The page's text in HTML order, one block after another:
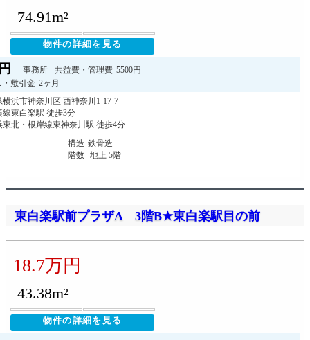
74.91m²
物件の詳細を見る
事務所 共益費・管理費 5500円
・敷引金 2ヶ月
横浜市神奈川区 西神奈川1-17-7
線東白楽駅 徒歩3分
東北・根岸線東神奈川駅 徒歩4分
構造 鉄骨造
階数 地上 5階
東白楽駅前プラザA 3階B★東白楽駅目の前
18.7万円
43.38m²
物件の詳細を見る